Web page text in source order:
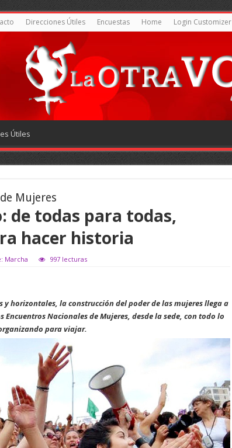
Direcciones Útiles Encuestas Home Login Customizer
Útiles
Mujeres
de todas para todas,
hacer historia
Marcha 997 lecturas
horizontales, la construcción del poder de las mujeres llega a
Encuentros Nacionales de Mujeres, desde la sede, con todo lo
para viajar.